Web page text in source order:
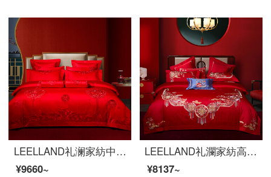
LEELLAND礼澜家紡中国式大紅結婚祝い100 S貢サテン花龍鳳刺繍ベッド用品四点セット多点セット結婚ベッド用品セット龍鳳添喜六件セット1.5-1.8メートルベッド/200*230 cm
¥9660~
LEELLAND礼瀾家紡高級100本の新しい中国式の大紅の結婚式の全綿は刺繍の寝具の4つのセットの純綿の高精密な刺繍の結婚式ベッドの品物のセットの幸福の赤い化粧の4つのセットの1.8-2.0メートルのベッド/220*240 cm布団カバーを持ちます。
¥8137~